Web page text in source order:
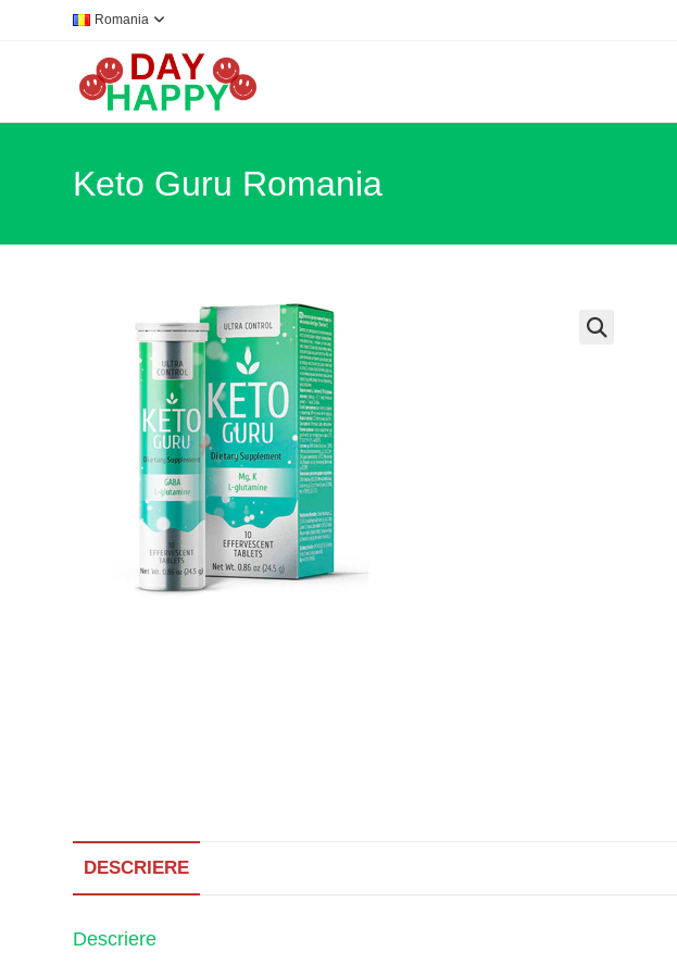
Romania
Keto Guru Romania
DESCRIERE
Descriere